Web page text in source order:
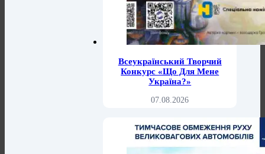
Всеукраїнський Творчий
Конкурс «Що Для Мене
Україна?»
07.08.2026